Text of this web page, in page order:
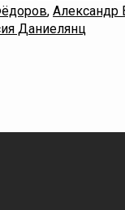
, Александр
Даниелянц